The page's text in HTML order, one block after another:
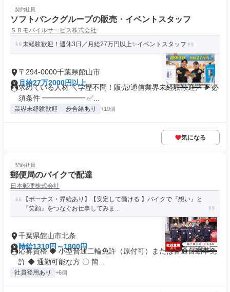
契約社員
ソフトバンクグループの販売・イベントスタッフ
ＳＢモバイルサービス株式会社
未経験歓迎！週休3日／月給27万円以上✨イベントスタッフ
〒294-0000千葉県館山市
月給27万2000円以上
求めている人材 ＼学歴不問！販売/通信業界未経験歓迎／ ▶必
須条件 ━━━━━━ ✅...
業界未経験歓迎 歩合給あり +19個
気になる
契約社員
郵便局のバイクで配達
日本郵便株式会社
【ボーナス・昇給あり】【安定して働ける 】バイクで『想い』と
『笑顔』をつなぐお仕事してみま...
千葉県館山市北条
時給1310円～1800円
応募資格 ◆ 小型普通二輪免許（原付可）または普通自動車免
許 ◆ 通勤可能な方 〇 簡...
社員登用あり +6個